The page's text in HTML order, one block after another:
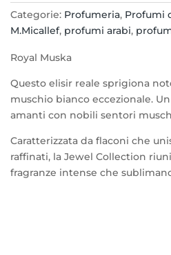
M.Micallef
parfum
quantità
Categorie: Profumeria, Profumi
M.Micallef, profumi arabi,
Royal Muska
Questo elisir reale sprigiona
muschio bianco eccezionale.
amanti con nobili sentori
Caratterizzata da flaconi che
raffinati, la Jewel Collection
fragranze intense che